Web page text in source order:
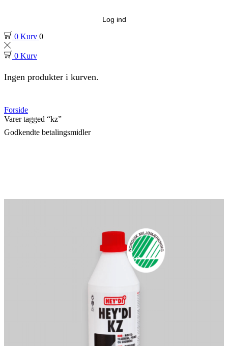
Log ind
0 Kurv 0
0 Kurv
Ingen produkter i kurven.
Forside
Varer tagged “kz”
Godkendte betalingsmidler